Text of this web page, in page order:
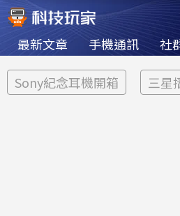
最新文章 手機通訊 社
Sony紀念耳機開箱 三星